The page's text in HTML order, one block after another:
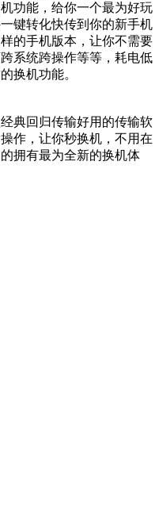
功能，给你一个最为好玩
键转化快传到你的新手机
的手机版本，让你不需要
系统跨操作等等，耗电低
换机功能。
回归传输好用的传输软
作，让你秒换机，不用在
拥有最为全新的换机体